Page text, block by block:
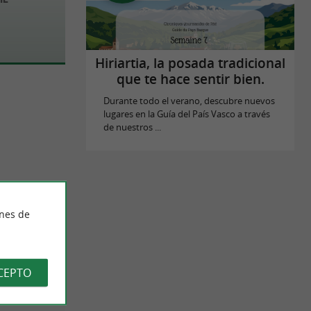
Hiriartia, la posada tradicional
que te hace sentir bien.
Durante todo el verano, descubre nuevos
lugares en la Guía del País Vasco a través
de nuestros ...
de